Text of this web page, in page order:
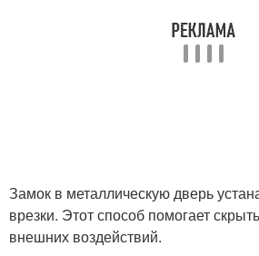
Замок в металлическую дверь
врезки. Этот способ помогает
внешних воздействий.